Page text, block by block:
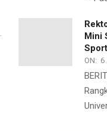
Mini
ON: 6